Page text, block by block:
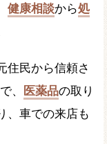
健康相談から処
住民から信頼さ
、
医薬品の取り
、車での来店も